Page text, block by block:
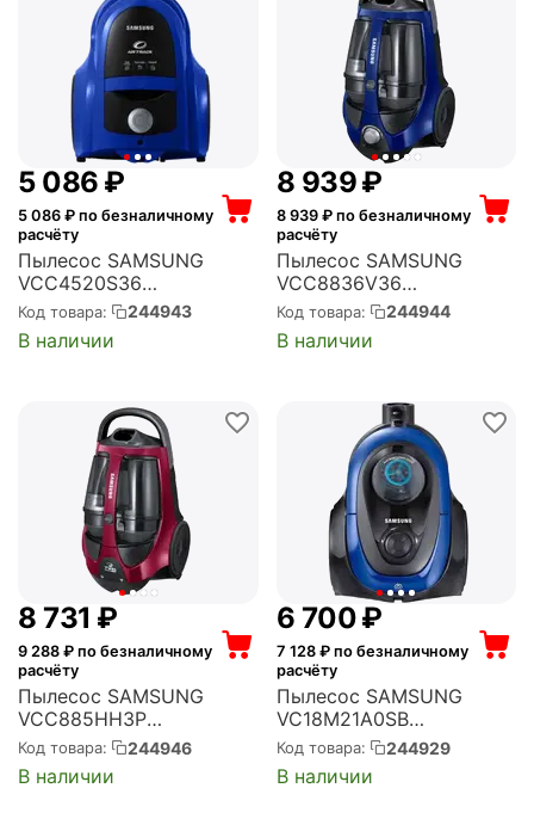
5 086 ₽
5 086 ₽ по безналичному
расчёту
Пылесос SAMSUNG
VCC4520S36
(VCC4520S36/XEV)
Код товара: 244943
В наличии
8 939₽
8 939₽ по безналичному
расчёту
Пылесос SAMSUNG
VCC8836V36
(VCC8836V36/XEV)
Код товара: 244944
В наличии
8 731 ₽
9 288 ₽ по безналичному
расчёту
Пылесос SAMSUNG
VCC885HH3P
(VCC885HH3P/XEV)
Код товара: 244946
В наличии
6 700₽
7 128₽ по безналичному
расчёту
Пылесос SAMSUNG
VC18M21A0SB
(VC18M21A0SB/EV)
Код товара: 244929
В наличии